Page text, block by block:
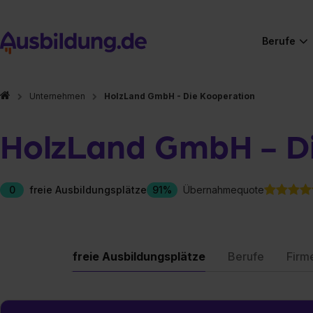
Berufe
Unternehmen HolzLand GmbH - Die Kooperation
HolzLand GmbH -
0 freie Ausbildungsplätze 91% Übernahmequote
freie Ausbildungsplätze Berufe